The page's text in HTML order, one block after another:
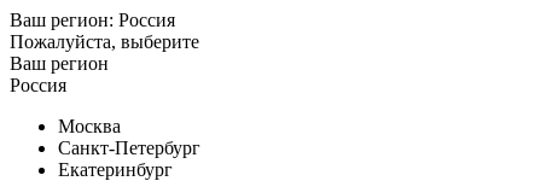
Ваш регион: Россия
Пожалуйста, выберите
Ваш регион
Россия
Москва
Санкт-Петербург
Екатеринбург